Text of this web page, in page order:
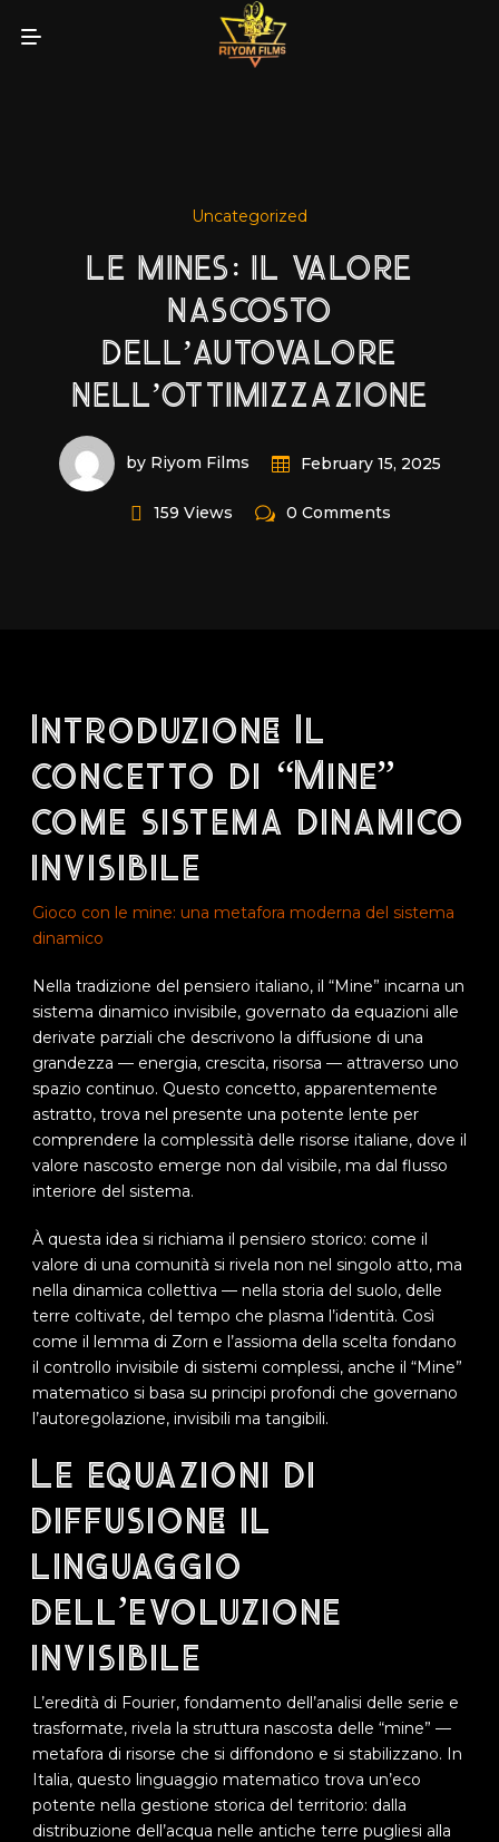
Uncategorized
LE MINES: IL VALORE
NASCOSTO
DELL’AUTOVALORE
NELL’OTTIMIZZAZIONE
by Riyom Films February 15, 2025
159 Views 0 Comments
Introduzione: Il
concetto di “Mine”
come sistema dinamico
invisibile
Gioco con le mine: una metafora moderna del sistema
dinamico
Nella tradizione del pensiero italiano, il “Mine” incarna un
sistema dinamico invisibile, governato da equazioni alle
derivate parziali che descrivono la diffusione di una
grandezza — energia, crescita, risorsa — attraverso uno
spazio continuo. Questo concetto, apparentemente
astratto, trova nel presente una potente lente per
comprendere la complessità delle risorse italiane, dove il
valore nascosto emerge non dal visibile, ma dal flusso
interiore del sistema.
À questa idea si richiama il pensiero storico: come il
valore di una comunità si rivela non nel singolo atto, ma
nella dinamica collettiva — nella storia del suolo, delle
terre coltivate, del tempo che plasma l’identità. Così
come il lemma di Zorn e l’assioma della scelta fondano
il controllo invisibile di sistemi complessi, anche il “Mine”
matematico si basa su principi profondi che governano
l’autoregolazione, invisibili ma tangibili.
Le equazioni di
diffusione: il
linguaggio
dell’evoluzione
invisibile
L’eredità di Fourier, fondamento dell’analisi delle serie e
trasformate, rivela la struttura nascosta delle “mine” —
metafora di risorse che si diffondono e si stabilizzano. In
Italia, questo linguaggio matematico trova un’eco
potente nella gestione storica del territorio: dalla
distribuzione dell’acqua nelle antiche terre pugliesi alla